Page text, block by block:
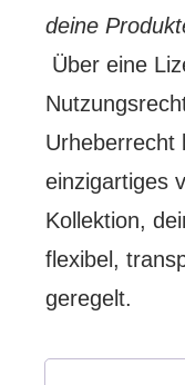
deine
Über eine
Urheberrecht
einzigartiges
Kollektion,
flexibel,
geregelt.